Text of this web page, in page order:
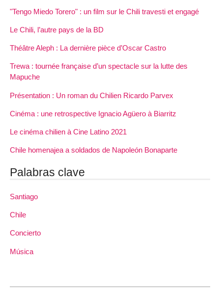
"Tengo Miedo Torero" : un film sur le Chili travesti et engagé
Le Chili, l’autre pays de la BD
Théâtre Aleph : La dernière pièce d’Oscar Castro
Trewa : tournée française d’un spectacle sur la lutte des
Mapuche
Présentation : Un roman du Chilien Ricardo Parvex
Cinéma : une retrospective Ignacio Agüero à Biarritz
Le cinéma chilien à Cine Latino 2021
Chile homenajea a soldados de Napoleón Bonaparte
Palabras clave
Santiago
Chile
Concierto
Música